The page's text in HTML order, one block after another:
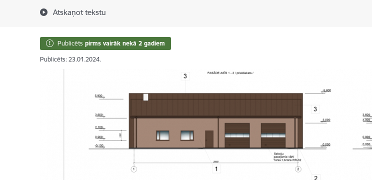
Atskaņot tekstu
Publicēts pirms vairāk nekā 2 gadiem
Publicēts: 23.01.2024.